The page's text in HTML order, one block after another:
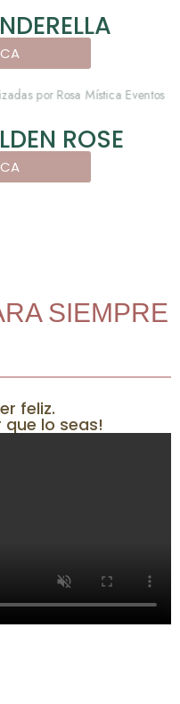
ROSE
SIEMPRE
feliz.
que lo seas!